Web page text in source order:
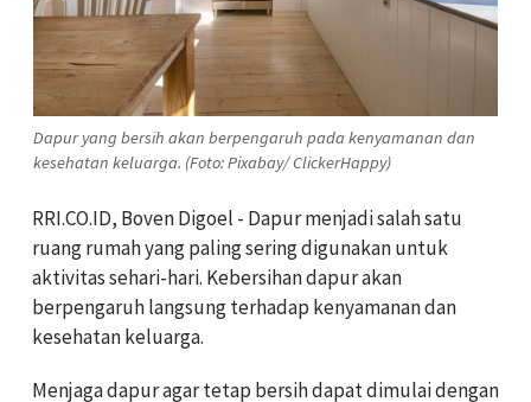
Dapur yang bersih akan berpengaruh pada kenyamanan dan
kesehatan keluarga. (Foto: Pixabay/ ClickerHappy)
RRI.CO.ID, Boven Digoel - Dapur menjadi salah satu
ruang rumah yang paling sering digunakan untuk
aktivitas sehari-hari. Kebersihan dapur akan
berpengaruh langsung terhadap kenyamanan dan
kesehatan keluarga.
Menjaga dapur agar tetap bersih dapat dimulai dengan